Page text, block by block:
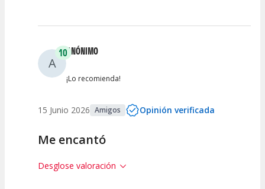
A
10ANÓNIMO
¡Lo recomienda!
15 Junio 2026 Amigos Opinión verificada
Me encantó
Desglose valoración